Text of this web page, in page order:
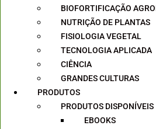
BIOFORTIFICAÇÃO
NUTRIÇÃO DE PLANTAS
FISIOLOGIA VEGETAL
TECNOLOGIA APLICADA
CIÊNCIA
GRANDES CULTURAS
PRODUTOS
PRODUTOS DISPONÍVEIS
EBOOKS